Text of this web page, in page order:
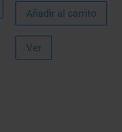
Añadir al carrito
Ver